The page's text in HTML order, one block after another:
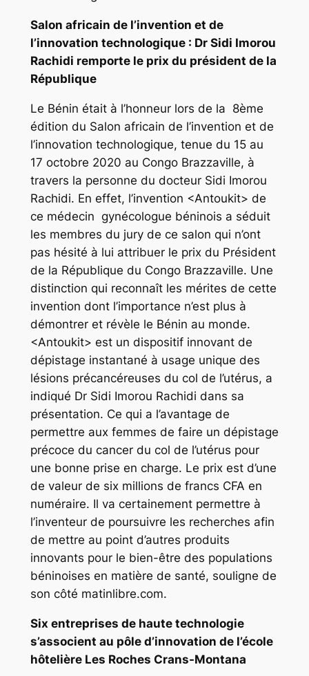
Salon africain de l’invention et de
l’innovation technologique : Dr Sidi Imorou
Rachidi remporte le prix du président de la
République
Le Bénin était à l’honneur lors de la 8ème
édition du Salon africain de l’invention et de
l’innovation technologique, tenue du 15 au
17 octobre 2020 au Congo Brazzaville, à
travers la personne du docteur Sidi Imorou
Rachidi. En effet, l’invention <Antoukit> de
ce médecin gynécologue béninois a séduit
les membres du jury de ce salon qui n’ont
pas hésité à lui attribuer le prix du Président
de la République du Congo Brazzaville. Une
distinction qui reconnaît les mérites de cette
invention dont l’importance n’est plus à
démontrer et révèle le Bénin au monde.
<Antoukit> est un dispositif innovant de
dépistage instantané à usage unique des
lésions précancéreuses du col de l’utérus, a
indiqué Dr Sidi Imorou Rachidi dans sa
présentation. Ce qui a l’avantage de
permettre aux femmes de faire un dépistage
précoce du cancer du col de l’utérus pour
une bonne prise en charge. Le prix est d’une
de valeur de six millions de francs CFA en
numéraire. Il va certainement permettre à
l’inventeur de poursuivre les recherches afin
de mettre au point d’autres produits
innovants pour le bien-être des populations
béninoises en matière de santé, souligne de
son côté matinlibre.com.
Six entreprises de haute technologie
s’associent au pôle d’innovation de l’école
hôtelière Les Roches Crans-Montana